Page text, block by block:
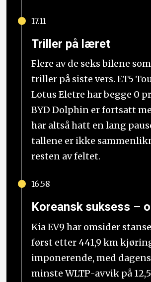
17.11
Triller på læret
Flere av de seks bilene
triller på siste vers. ET5
Lotus Eletre har begge 0
BYD Dolphin er fortsatt
har altså hatt en lang
tallene er ikke
resten av feltet.
16.58
Koreansk suksess –
Kia EV9 har omsider
først etter 441,9 km
imponerende, med
minste WLTP-avvik på